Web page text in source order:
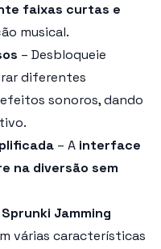
faixas curtas e
musical.
– Desbloqueie
diferentes
sonoros, dando
– A interface
na diversão sem
Jamming
várias características